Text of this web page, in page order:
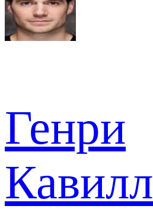
Генри
Кавилл